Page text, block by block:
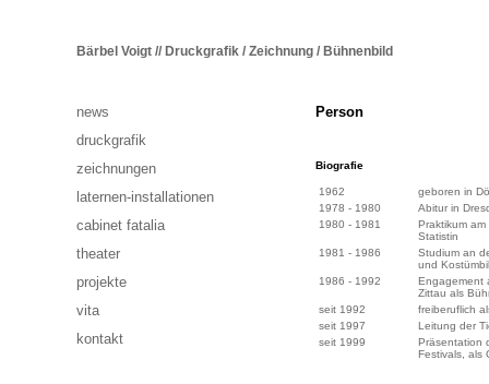
Bärbel Voigt // Druckgrafik / Zeichnung / Bühnenbild
news
druckgrafik
zeichnungen
laternen-installationen
cabinet fatalia
theater
projekte
vita
kontakt
Person
Biografie
1962
geboren in
1978 - 1980
Abitur in
1980 - 1981
Praktikum
Statistin
1981 - 1986
Studium an
und
1986 - 1992
Engagement
Zittau als
seit 1992
freiberuflich
seit 1997
Leitung der
seit 1999
Präsentation
Festivals, als